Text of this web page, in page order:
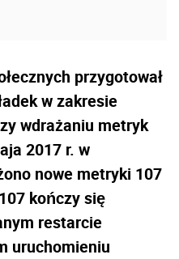
przygotował
w zakresie
wdrażaniu metryk
2017 r. w
nowe metryki 107
kończy się
restarcie
uruchomieniu